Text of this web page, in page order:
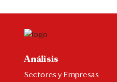
Análisis
Sectores y Empresas